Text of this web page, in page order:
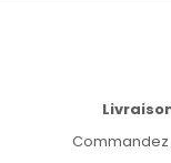
Commandez